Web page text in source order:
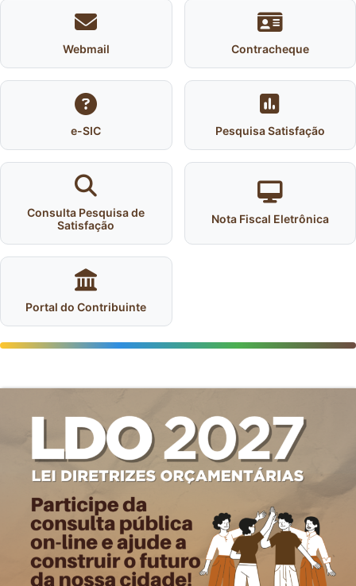
Webmail Contracheque
e-SIC Pesquisa Satisfação
Consulta Pesquisa de
Satisfação
Nota Fiscal Eletrônica
Portal do Contribuinte